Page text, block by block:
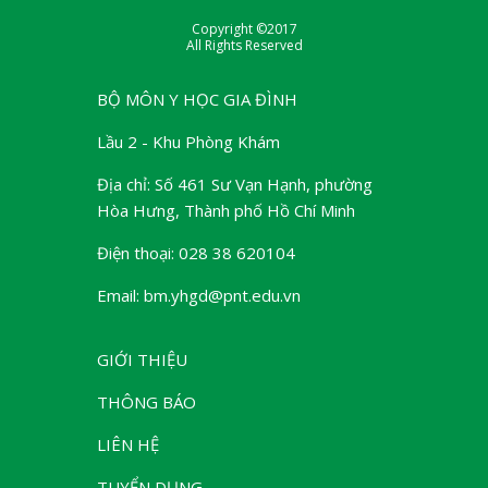
Copyright ©2017
All Rights Reserved
BỘ MÔN Y HỌC GIA ĐÌNH
Lầu 2 - Khu Phòng Khám
Địa chỉ: Số 461 Sư Vạn Hạnh, phường
Hòa Hưng, Thành phố Hồ Chí Minh
Điện thoại: 028 38 620104
Email: bm.yhgd@pnt.edu.vn
GIỚI THIỆU
THÔNG BÁO
LIÊN HỆ